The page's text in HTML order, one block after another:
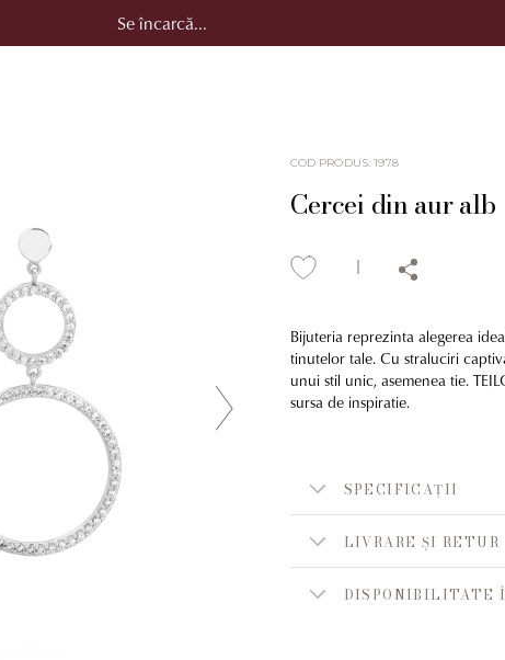
Se încarcă...
COD PRODUS:1978
Cercei din aur alb
Bijuteria reprezinta alegerea
tinutelor tale. Cu straluciri
unui stil unic, asemenea tie.
sursa de inspiratie.
SPECIFICAȚII
LIVRARE ȘI RETUR
DISPONIBILITATE